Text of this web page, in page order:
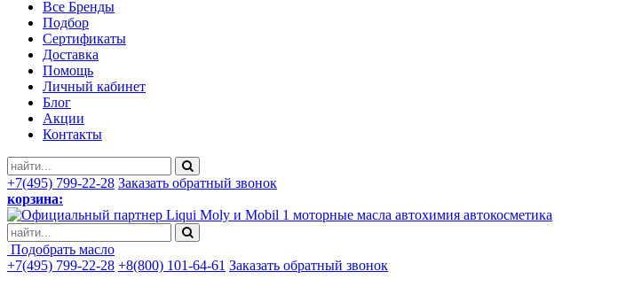
Все Бренды
Подбор
Сертификаты
Доставка
Помощь
Личный кабинет
Блог
Акции
Контакты
+7(495) 799-22-28 Заказать обратный звонок
корзина:
моторные масла автохимия автокосметика
Подобрать масло
+7(495) 799-22-28 +8(800) 101-64-61 Заказать обратный звонок